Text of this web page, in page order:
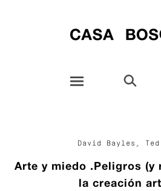
David Bayles,
Arte y miedo .Peligros (y
la creación